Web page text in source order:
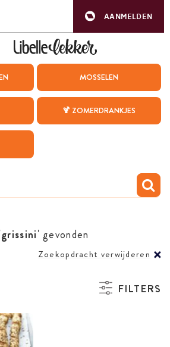
AANMELDEN
MOSSELEN
🍹 ZOMERDRANKJES
grissini' gevonden
Zoekopdracht verwijderen
FILTERS